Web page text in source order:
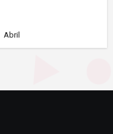
Abril